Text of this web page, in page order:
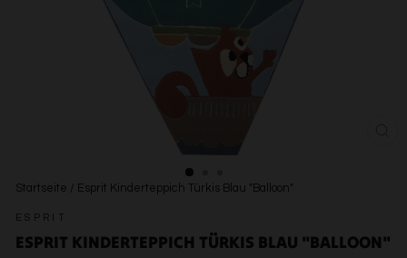
Startseite / Esprit Kinderteppich Türkis Blau "Balloon"
ESPRIT
ESPRIT KINDERTEPPICH TÜRKIS BLAU "BALLOON"